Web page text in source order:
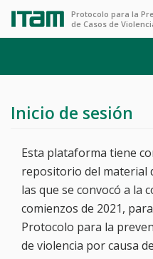
Protocolo para la
de Casos de
Inicio de sesión
Esta plataforma tiene
repositorio del material
las que se convocó a la
comienzos de 2021,
Protocolo para la
de violencia por causa